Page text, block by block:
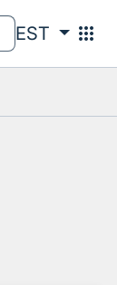
EST apps